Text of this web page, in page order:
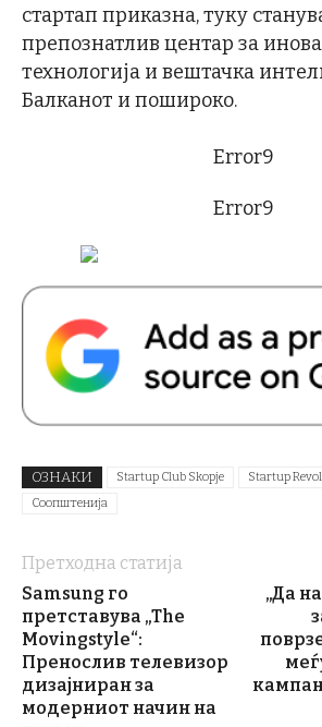
стартап приказна, туку
препознатлив центар за
технологија и вештачка
Балканот и пошироко.
Error9
Error9
ОЗНАКИ Startup Club Skopje
Startup
Соопштенија
Претходна статија
Samsung го
претставува „The
Movingstyle“:
Пренослив телевизор
дизајниран за
модерниот начин на
„Да